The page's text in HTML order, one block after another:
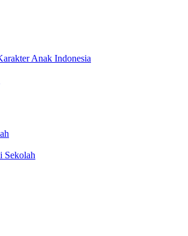
Anak Indonesia
Sekolah